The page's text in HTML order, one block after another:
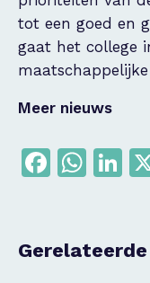
tot een goed en
gaat het college
Meer nieuws